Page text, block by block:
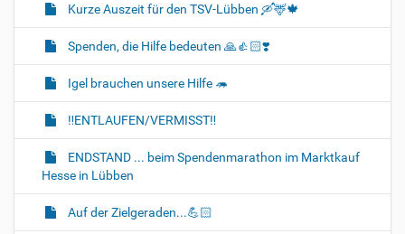
Kurze Auszeit für den TSV-Lübben 🛶🦌🍁
Spenden, die Hilfe bedeuten 🙏👍🏻❣️
Igel brauchen unsere Hilfe 🦔
‼️ENTLAUFEN/VERMISST‼️
ENDSTAND ... beim Spendenmarathon im Marktkauf
Hesse in Lübben
Auf der Zielgeraden...💪🏻